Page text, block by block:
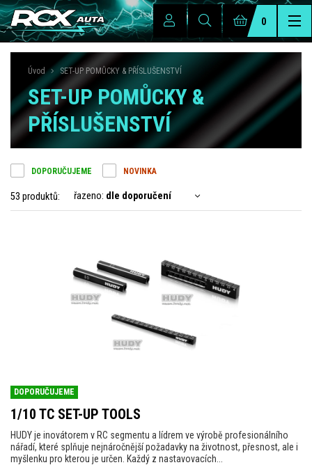
0
Úvod SET-UP POMŮCKY & PŘÍSLUŠENSTVÍ
SET-UP POMŮCKY &
PŘÍSLUŠENSTVÍ
DOPORUČUJEME NOVINKA
53 produktů: řazeno: dle doporučení
DOPORUČUJEME
1/10 TC SET-UP TOOLS
HUDY je inovátorem v RC segmentu a lídrem ve výrobě profesionálního
nářadí, které splňuje nejnáročnější požadavky na životnost, přesnost, ale i
myšlenku pro kterou je určen. Každý z nastavovacích...